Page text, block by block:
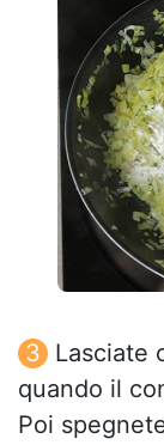
Lasciate
quando il
Poi